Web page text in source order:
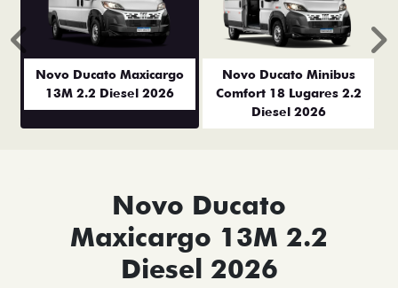
Novo Ducato Maxicargo
13M 2.2 Diesel 2026
Novo Ducato Minibus
Comfort 18 Lugares 2.2
Diesel 2026
Anterior
Novo Ducato
Maxicargo 13M 2.2
Diesel 2026